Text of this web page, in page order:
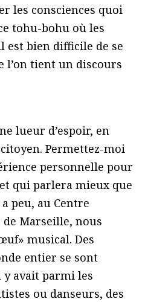
les consciences quoi
tohu-bohu où les
est bien difficile de se
l’on tient un discours
lueur d’espoir, en
Permettez-moi
personnelle pour
qui parlera mieux que
peu, au Centre
Marseille, nous
musical. Des
entier se sont
y avait parmi les
ou danseurs, des